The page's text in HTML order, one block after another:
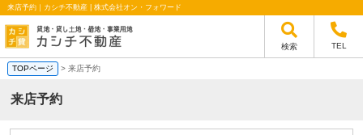
来店予約｜カシチ不動産 | 株式会社オン・フォワード
検索 TEL
TOPページ > 来店予約
来店予約